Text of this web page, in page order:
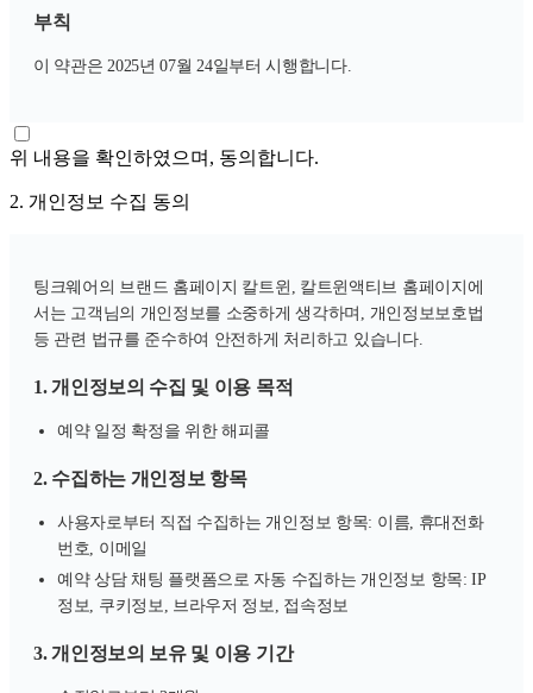
부칙
이 약관은 2025년 07월 24일부터 시행합니다.
위 내용을 확인하였으며, 동의합니다.
2. 개인정보 수집 동의
팅크웨어의 브랜드 홈페이지 칼트윈, 칼트윈액티브 홈페이지에
서는 고객님의 개인정보를 소중하게 생각하며, 개인정보보호법
등 관련 법규를 준수하여 안전하게 처리하고 있습니다.
1. 개인정보의 수집 및 이용 목적
예약 일정 확정을 위한 해피콜
2. 수집하는 개인정보 항목
사용자로부터 직접 수집하는 개인정보 항목: 이름, 휴대전화
번호, 이메일
예약 상담 채팅 플랫폼으로 자동 수집하는 개인정보 항목: IP
정보, 쿠키정보, 브라우저 정보, 접속정보
3. 개인정보의 보유 및 이용 기간